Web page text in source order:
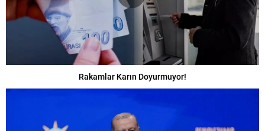
Rakamlar Karın Doyurmuyor!